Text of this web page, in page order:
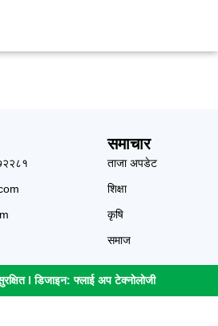
समाचार
ताजा अपडेट
शिक्षा
कृषि
समाज
l डिजाइन:फ्लाई अप टेक्नोलोजी